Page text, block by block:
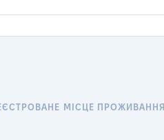
МІСЦЕ ПРОЖИВАННЯ